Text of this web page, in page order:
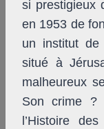
si prestigieux
en 1953 de
un institut de
situé à
malheureux
Son crime ?
l’Histoire